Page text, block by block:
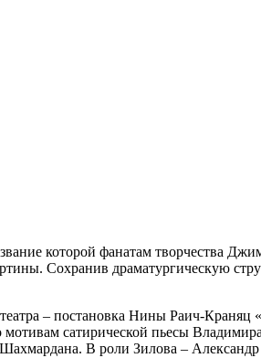
которой фанатам творчества
Сохранив драматургическую
– постановка Нины Раич-Краняц
мотивам сатирической пьесы
В роли Зилова –